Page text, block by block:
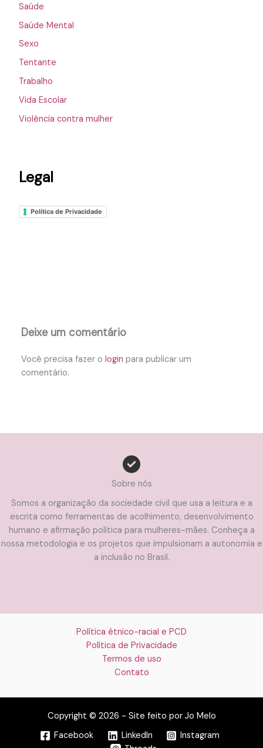
Saúde
Saúde Mental
Sexo
Tentante
Trabalho
Vida Escolar
Violência contra mulher
Legal
Política de Privacidade
Deixe um comentário
Você precisa fazer ologin para publicar um
comentário.
Sobre nós
Somos a organização da sociedade civil que usa a leitura e a
escrita como ferramentas de acolhimento, desenvolvimento
humano e afirmação política para mulheres-mães. Conheça a
nossa metodologia e os projetos que impulsionam a autonomia e
a inclusão no Brasil.
Política étnico-racial e PCD
Política de Privacidade
Termos de uso
Contato
Copyright © 2026 - Site feito por Jo Melo
Facebook
LinkedIn
Instagram